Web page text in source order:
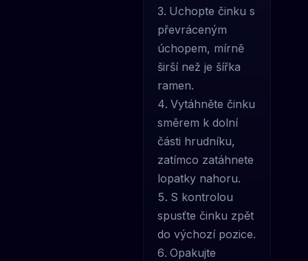
Uchopte činku s
převráceným
úchopem, mírně
širší než je šířka
ramen.
Vytáhněte činku
směrem k dolní
části hrudníku,
zatímco zatáhnete
lopatky nahoru.
S kontrolou
spusťte činku zpět
do výchozí pozice.
Opakujte